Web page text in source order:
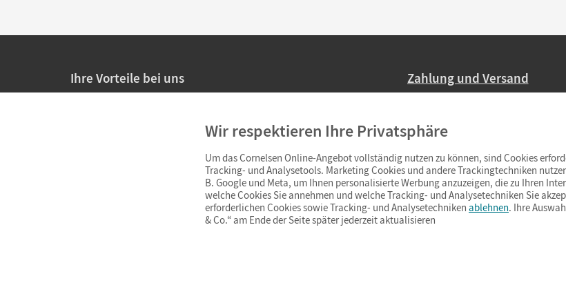
Ihre Vorteile bei uns
Persönliche Angebote für Lehrkräfte
Sicheres Einkaufen mit SSL-Verschlüsselung
Widerrufsfristvon 4 Wochen
Schnelle und einfache Retourenabwicklung
Zahlung und Versand
Ab 59,– EUR Bestellwert
(Lieferung in 3–6 Tagen).
Wir respektieren Ihre Privatsphäre
Um das Cornelsen Online-Angebot vollständig nutzen zu können, sind Cookies
Tracking- und Analysetools. Marketing Cookies und andere Trackingtechniken
B. Google und Meta, um Ihnen personalisierte Werbung anzuzeigen, die zu Ihren
welche Cookies Sie annehmen und welche Tracking- und Analysetechniken Sie
erforderlichen Cookies sowie Tracking- und Analysetechniken ablehnen. Ihre
& Co.“ am Ende der Seite später jederzeit aktualisieren